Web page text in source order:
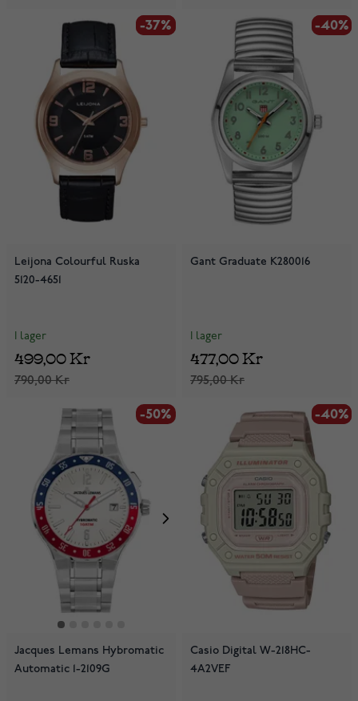
-37%
-37%
Leijona Colourful Ruska
5120-4651
I lager
790,00 Kr
499,00 Kr
-40%
-40%
Gant Graduate K280016
I lager
795,00 Kr
477,00 Kr
-50%
Jacques Lemans Hybromatic
Automatic 1-2109G
-40%
-40%
Casio Digital W-218HC-
4A2VEF